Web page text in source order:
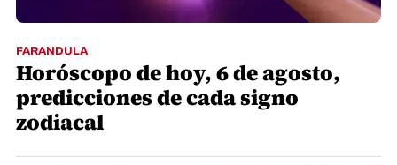
FARANDULA
Horóscopo de hoy, 6 de agosto,
predicciones de cada signo
zodiacal